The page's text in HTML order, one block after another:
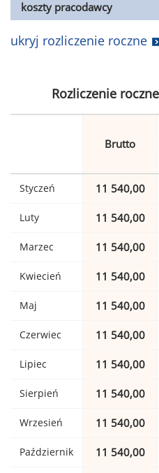
koszty pracodawcy
ukryj rozliczenie roczne
Rozliczenie
Brutto
Styczeń 11 540,00
Luty 11 540,00
Marzec 11 540,00
Kwiecień 11 540,00
Maj 11 540,00
Czerwiec 11 540,00
Lipiec 11 540,00
Sierpień 11 540,00
Wrzesień 11 540,00
Październik 11 540,00